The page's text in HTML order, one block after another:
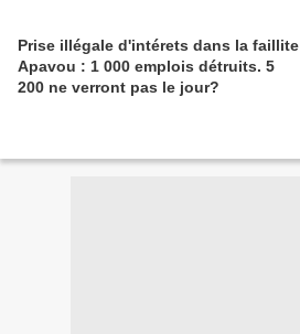
Prise illégale d'intérets dans la faillite
Apavou : 1 000 emplois détruits. 5
200 ne verront pas le jour?